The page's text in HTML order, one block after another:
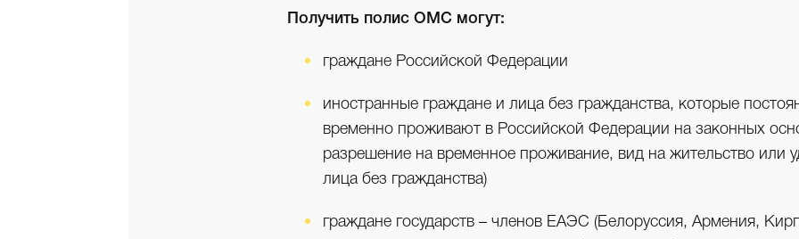
Получить полис ОМС могут:
граждане Российской Федерации
иностранные граждане и лица без гражданства, которые
временно проживают в Российской Федерации на законных
разрешение на временное проживание, вид на жительство или
лица без гражданства)
граждане государств – членов ЕАЭС (Белоруссия, Армения,